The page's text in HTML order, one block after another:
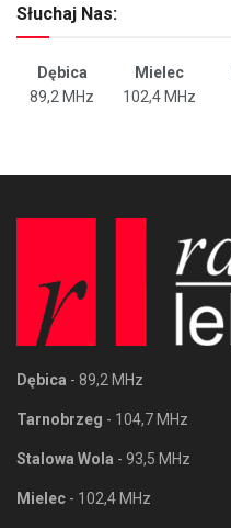
Słuchaj Nas:
Dębica Mielec
89,2 MHz
102,4 MHz
Dębica - 89,2 MHz
Tarnobrzeg - 104,7 MHz
Stalowa Wola - 93,5 MHz
Mielec - 102,4 MHz